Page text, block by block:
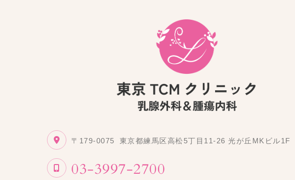
〒179-0075 東京都練馬区高松5丁目11-26 光が丘MKビル1F
03-3997-2700